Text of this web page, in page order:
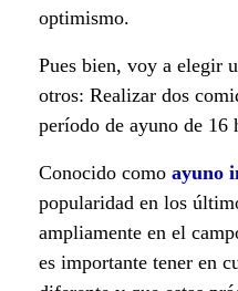
e
r
d
e
r
e
optimismo.
Pues bien, voy a elegir
otros: Realizar dos
período de ayuno de 16
Conocido como ayuno
popularidad en los
ampliamente en el
es importante tener en